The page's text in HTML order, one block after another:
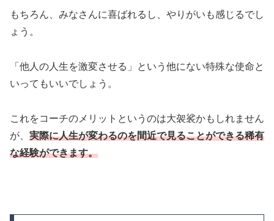
もちろん、みなさんに喜ばれるし、やりがいも感じるでし
ょう。
「他人の人生を激変させる」という他にない特殊な使命と
いってもいいでしょう。
これをコーチのメリットというのは大袈裟かもしれません
が、 実際に人生が変わるのを間近で見ることができる稀有
な経験ができます。